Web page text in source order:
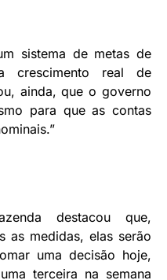
sistema de metas de
crescimento real de
ainda, que o governo
para que as contas
destacou que,
as medidas, elas serão
uma decisão hoje,
terceira na semana